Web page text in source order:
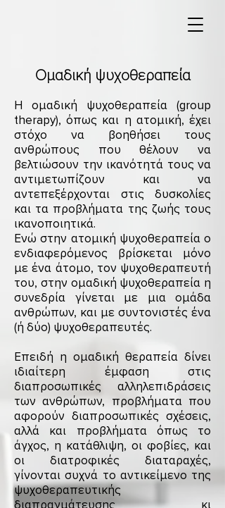
Ομαδική ψυχοθεραπεία
Η ομαδική ψυχοθεραπεία (group
therapy), όπως και η ατομική, έχει
στόχο να βοηθήσει τους
ανθρώπους που θέλουν να
βελτιώσουν την ικανότητά τους να
αντιμετωπίζουν και να
αντεπεξέρχονται στις δυσκολίες
και τα προβλήματα της ζωής τους
ικανοποιητικά.
Ενώ στην ατομική ψυχοθεραπεία ο
ενδιαφερόμενος βρίσκεται μόνο
με ένα άτομο, τον ψυχοθεραπευτή
του, στην ομαδική ψυχοθεραπεία η
συνεδρία γίνεται με μια ομάδα
ανθρώπων, και με συντονιστές ένα
(ή δύο) ψυχοθεραπευτές.
Επειδή η ομαδική θεραπεία δίνει
ιδιαίτερη έμφαση στις
διαπροσωπικές αλληλεπιδράσεις
των ανθρώπων, προβλήματα που
αφορούν διαπροσωπικές σχέσεις,
αλλά και προβλήματα όπως το
άγχος, η κατάθλιψη, οι φοβίες, και
οι διατροφικές διαταραχές,
γίνονται συχνά το αντικείμενο της
ψυχοθεραπευτικής
διαπραγμάτευσης κι